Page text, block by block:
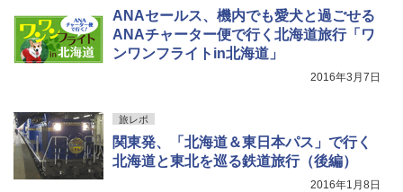
ANAセールス、機内でも愛犬と過ごせる
ANAチャーター便で行く北海道旅行「ワ
ンワンフライトin北海道」
2016年3月7日
旅レポ
関東発、「北海道＆東日本パス」で行く
北海道と東北を巡る鉄道旅行（後編）
2016年1月8日